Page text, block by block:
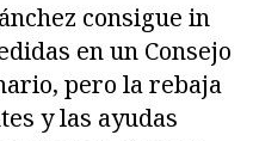
consigue in
en un Consejo
pero la rebaja
y las ayudas